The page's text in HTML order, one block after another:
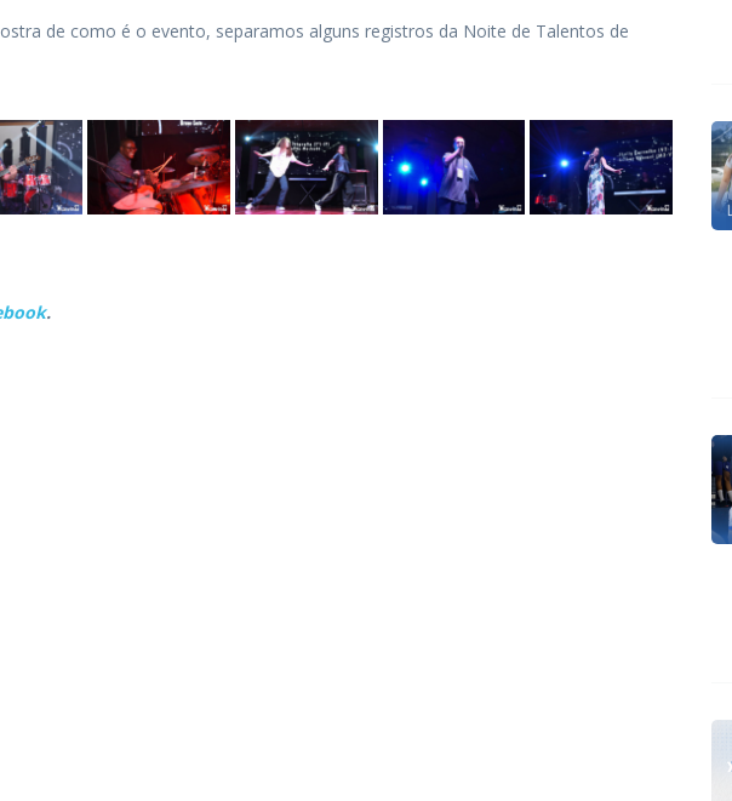
de como é o evento, separamos alguns registros da Noite de Talentos de
.